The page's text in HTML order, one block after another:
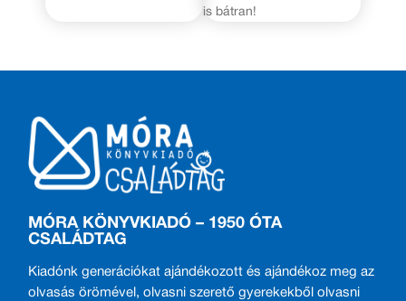
is bátran!
MÓRA KÖNYVKIADÓ – 1950 ÓTA
CSALÁDTAG
Kiadónk generációkat ajándékozott és ajándékoz meg az
olvasás örömével, olvasni szerető gyerekekből olvasni